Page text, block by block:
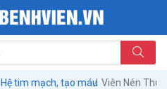
Hệ tim mạch, tạo máu Viên Nén